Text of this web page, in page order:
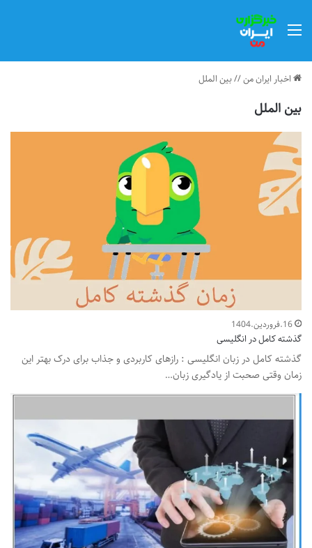
اخبار ایران من//بین الملل
بین الملل
16.فروردین.1404
گذشته کامل در انگلیسی
گذشته کامل در زبان انگلیسی : رازهای کاربردی و جذاب برای درک بهتر این
زمان وقتی صحبت از یادگیری زبان…